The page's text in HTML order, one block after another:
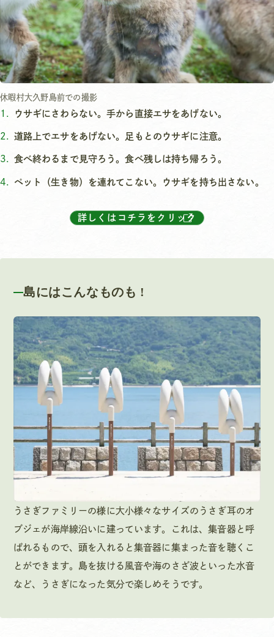
休暇村大久野島前での撮影
ウサギにさわらない。手から直接エサをあげない。
道路上でエサをあげない。足もとのウサギに注意。
食べ終わるまで見守ろう。食べ残しは持ち帰ろう。
ペット（生き物）を連れてこない。ウサギを持ち出さない。
詳しくはコチラをクリック
島にはこんなものも !
うさぎファミリーの様に大小様々なサイズのうさぎ耳のオ
ブジェが海岸線沿いに建っています。これは、集音器と呼
ばれるもので、頭を入れると集音器に集まった音を聴くこ
とができます。島を抜ける風音や海のさざ波といった水音
など、うさぎになった気分で楽しめそうです。